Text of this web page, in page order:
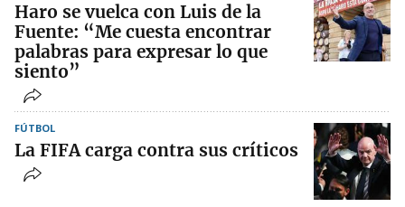
Haro se vuelca con Luis de la
Fuente: “Me cuesta encontrar
palabras para expresar lo que
siento”
FÚTBOL
La FIFA carga contra sus críticos